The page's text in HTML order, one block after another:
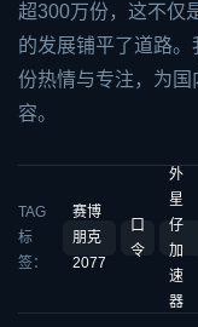
超300万份，这不仅
的发展铺平了道路
份热情与专注，为
容。
TAG
标
签：
赛博
朋克
2077
口
令
外
星
仔
加
速
器